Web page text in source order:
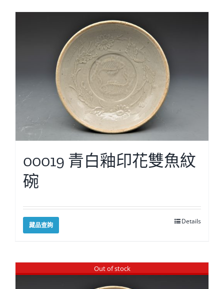
00019 青白釉印花雙魚紋
碗
藏品查詢 Details
Out of stock